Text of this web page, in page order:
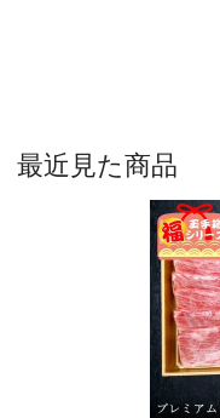
最近見た商品